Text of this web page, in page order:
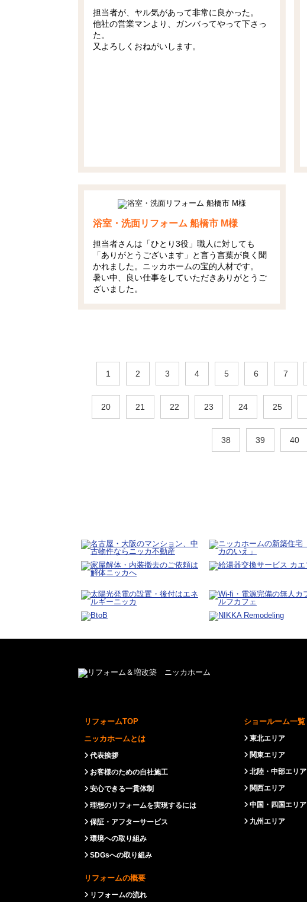
担当者が、ヤル気があって非常に良かった。
他社の営業マンより、ガンバってやって下さっ
た。
又よろしくおねがいします。
浴室・洗面リフォーム 船橋市 M様
担当者さんは「ひとり3役」職人に対しても
「ありがとうございます」と言う言葉が良く聞
かれました。ニッカホームの宝的人材です。
暑い中、良い仕事をしていただきありがとうご
ざいました。
1 2 3 4 5 6 7
20 21 22 23 24 25
38 39 40
リフォームTOP
ニッカホームとは
代表挨拶
お客様のための自社施工
安心できる一貫体制
理想のリフォームを実現するには
保証・アフターサービス
環境への取り組み
SDGsへの取り組み
リフォームの概要
リフォームの流れ
ショールーム一覧
東北エリア
関東エリア
北陸・中部エリア
関西エリア
中国・四国エリア
九州エリア